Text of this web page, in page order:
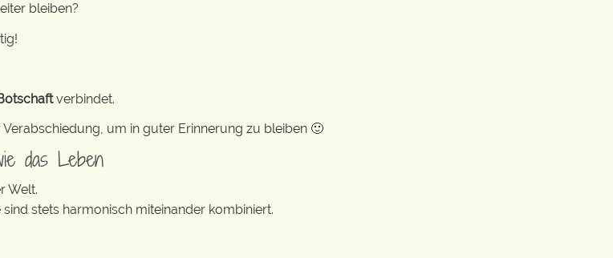
bleiben?
verbindet.
um in guter Erinnerung zu bleiben 🙂
das Leben
Welt.
stets harmonisch miteinander kombiniert.